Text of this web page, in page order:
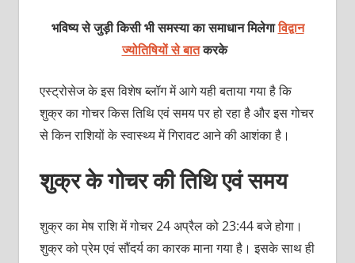
भविष्य से जुड़ी किसी भी समस्या का समाधान मिलेगाविद्वान
ज्योतिषियों से बातकरके
एस्‍ट्रोसेज के इस विशेष ब्‍लॉग में आगे यही बताया गया है कि
शुक्र का गोचर किस तिथि एवं समय पर हो रहा है और इस गोचर
से किन राशियों के स्‍वास्‍थ्‍य में गिरावट आने की आशंका है।
शुक्र के गोचर की तिथि एवं समय
शुक्र का मेष राशि में गोचर 24 अप्रैल को 23:44 बजे होगा।
शुक्र को प्रेम एवं सौंदर्य का कारक माना गया है। इसके साथ ही